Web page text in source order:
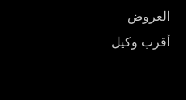
العروض
أقرب وكيل